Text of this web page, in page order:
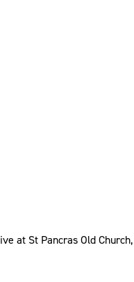
at St Pancras Old